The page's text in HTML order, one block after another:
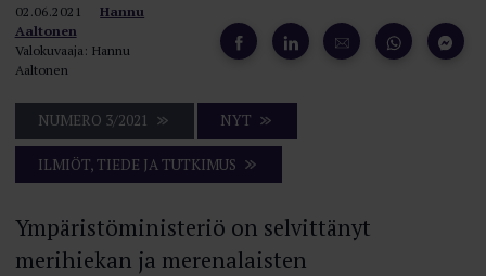
02.06.2021
Hannu
Aaltonen
Valokuvaaja: Hannu
Aaltonen
NUMERO 3/2021 NYT
ILMIÖT, TIEDE JA TUTKIMUS
Ympäristöministeriö on selvittänyt
merihiekan ja merenalaisten